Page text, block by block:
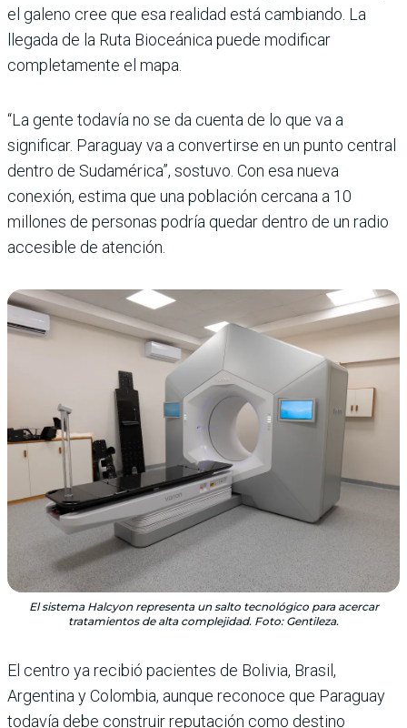
el galeno cree que esa realidad está cambiando. La
llegada de la Ruta Bioceánica puede modificar
completamente el mapa.
“La gente todavía no se da cuenta de lo que va a
significar. Paraguay va a convertirse en un punto central
dentro de Sudamérica”, sostuvo. Con esa nueva
conexión, estima que una población cercana a 10
millones de personas podría quedar dentro de un radio
accesible de atención.
El sistema Halcyon representa un salto tecnológico para acercar
tratamientos de alta complejidad. Foto: Gentileza.
El centro ya recibió pacientes de Bolivia, Brasil,
Argentina y Colombia, aunque reconoce que Paraguay
todavía debe construir reputación como destino